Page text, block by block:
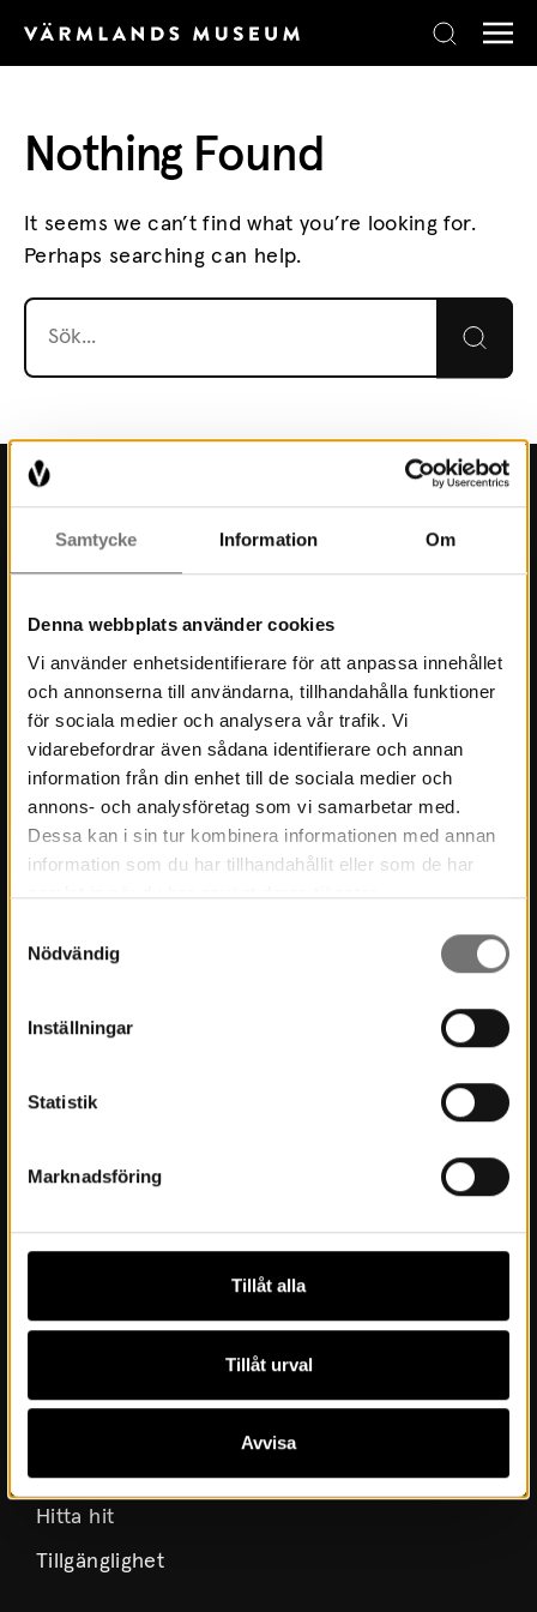
Samtycke Information Om
Denna webbplats använder cookies
Vi använder enhetsidentifierare för att anpassa innehållet
och annonserna till användarna, tillhandahålla funktioner
för sociala medier och analysera vår trafik. Vi
vidarebefordrar även sådana identifierare och annan
information från din enhet till de sociala medier och
annons- och analysföretag som vi samarbetar med.
Dessa kan i sin tur kombinera informationen med annan
information som du har tillhandahållit eller som de har
samlat in när du har använt deras tjänster.
Nödvändig
Inställningar
Statistik
Marknadsföring
Tillåt alla
Tillåt urval
Avvisa
Nothing Found
It seems we can’t find what you’re looking for.
Perhaps searching can help.
Search for:
Press
Kontakt
Kulturmiljö
Stöd Värmlands Museum
Värmlands Museiförening
Prenumerera på lärarbrev
Museets historia
Årsböcker
Besök oss
Hitta hit
Tillgänglighet